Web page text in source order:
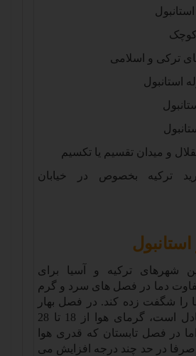
استانبول
کوچک
ترکی و اسلامی
استانبول
و میدان تقسیم یا تکسیم
ترکیه بخصوص در خیابان
شهرهای ترکیه و آسیا برای
دما در فصل های سرد و گرم
را شگفت زده کند. در فصل بهار
که دمای هوا کاملا متعادل است، گرمای هوا از 18 تا 28
در فصل تابستان که قدری هوا
در حد چند درجه افزایش می